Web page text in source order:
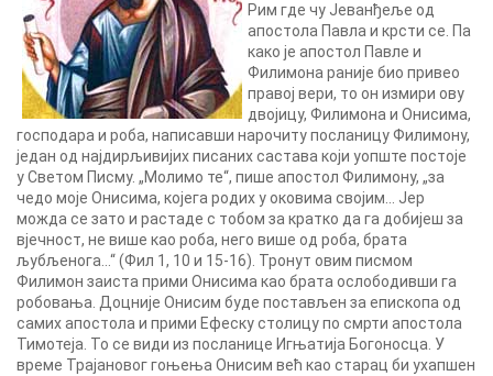
Рим где чу Јеванђеље од
апостола Павла и крсти се. Па
како је апостол Павле и
Филимона раније био привео
правој вери, то он измири ову
двојицу, Филимона и Онисима,
господара и роба, написавши нарочиту посланицу Филимону,
један од најдирљивијих писаних састава који уопште постоје
у Светом Писму. „Молимо те“, пише апостол Филимону, „за
чедо моје Онисима, којега родих у оковима својим… Јер
можда се зато и растаде с тобом за кратко да га добијеш за
вјечност, не више као роба, него више од роба, брата
љубљенога…“ (Фил 1, 10 и 15-16). Тронут овим писмом
Филимон заиста прими Онисима као брата ослободивши га
робовања. Доцније Онисим буде постављен за епископа од
самих апостола и прими Ефеску столицу по смрти апостола
Тимотеја. То се види из посланице Игњатија Богоносца. У
време Трајановог гоњења Онисим већ као старац би ухапшен